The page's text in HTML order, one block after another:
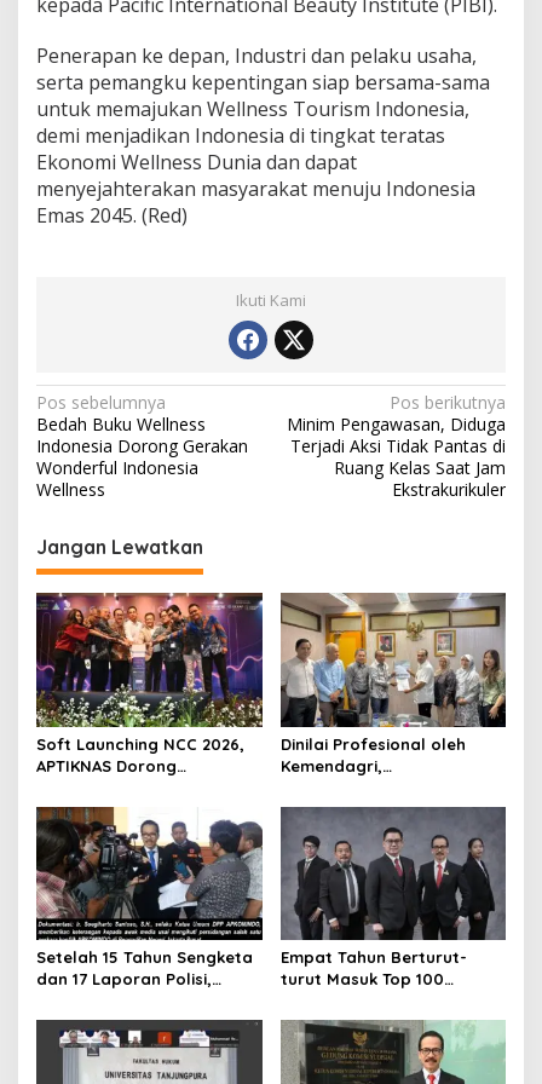
Penerapan ke depan, Industri dan pelaku usaha,
serta pemangku kepentingan siap bersama-sama
untuk memajukan Wellness Tourism Indonesia,
demi menjadikan Indonesia di tingkat teratas
Ekonomi Wellness Dunia dan dapat
menyejahterakan masyarakat menuju Indonesia
Emas 2045. (Red)
Ikuti Kami
Navigasi
pos
Pos sebelumnya
Bedah Buku Wellness
Indonesia Dorong Gerakan
Wonderful Indonesia
Wellness
Pos berikutnya
Minim Pengawasan, Diduga
Terjadi Aksi Tidak Pantas di
Ruang Kelas Saat Jam
Ekstrakurikuler
Jangan Lewatkan
Soft Launching NCC 2026,
APTIKNAS Dorong
Memperkuat Kedaulatan
Digital Indonesia
Dinilai Profesional oleh
Kemendagri,
Solusi Inovatif untuk
Pemerintah Daerah
Setelah 15 Tahun Sengketa
dan 17 Laporan Polisi,
Kepastian Administrasi
Perkara Kasasi Nomor 431
Empat Tahun Berturut-
turut Masuk Top 100
Mustika Raja Law Office
Perkuat Peran sebagai
Mitra Strategis Dunia